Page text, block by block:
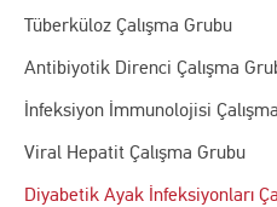
Tüberküloz Çalışma Grubu
Antibiyotik Direnci Çalışma
İnfeksiyon İmmunolojisi
Viral Hepatit Çalışma Grubu
Diyabetik Ayak İnfeksiyonları